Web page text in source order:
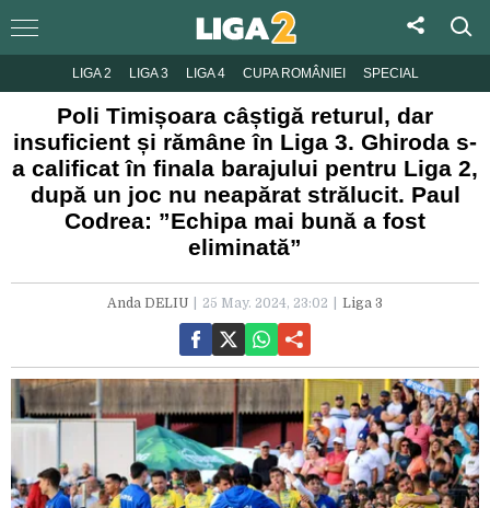
LIGA 2 LIGA 3 LIGA 4 CUPA ROMÂNIEI SPECIAL
Poli Timișoara câștigă returul, dar
insuficient și rămâne în Liga 3. Ghiroda s-
a calificat în finala barajului pentru Liga 2,
după un joc nu neapărat strălucit. Paul
Codrea: ”Echipa mai bună a fost
eliminată”
Anda DELIU 25 May. 2024, 23:02 Liga 3